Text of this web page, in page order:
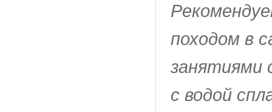
походом в
занятиями
с водой